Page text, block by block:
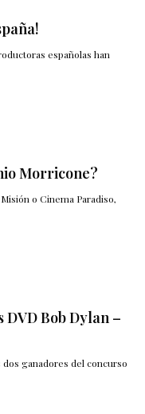
españolas han
Morricone?
o Cinema Paradiso,
DVD Bob Dylan –
ganadores del concurso